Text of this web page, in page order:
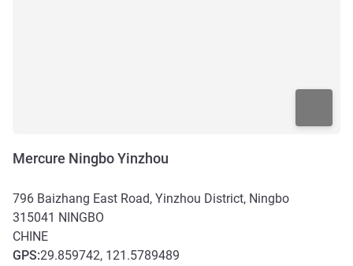
Mercure Ningbo Yinzhou
796 Baizhang East Road, Yinzhou District, Ningbo
315041 NINGBO
CHINE
GPS:29.859742, 121.5789489